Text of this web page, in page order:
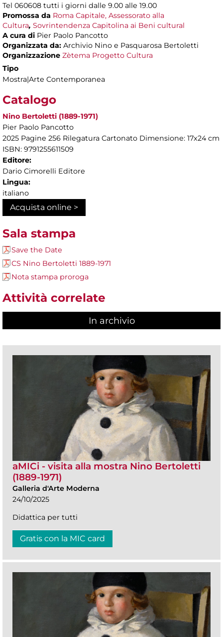
Tel 060608 tutti i giorni dalle 9.00 alle 19.00
Promossa da Roma Capitale, Assessorato alla
Cultura, Sovrintendenza Capitolina ai Beni cultural
A cura di Pier Paolo Pancotto
Organizzata da: Archivio Nino e Pasquarosa Bertoletti
Organizzazione Zètema Progetto Cultura
Tipo
Mostra|Arte Contemporanea
Catalogo
Nino Bertoletti (1889-1971)
Pier Paolo Pancotto
2025 Pagine 256 Rilegatura Cartonato Dimensione: 17x24 cm
ISBN: 9791255611509
Editore:
Dario Cimorelli Editore
Lingua:
italiano
Acquista online >
Sala stampa
Save the Date
CS Nino Bertoletti 1889-1971
Nota stampa proroga
Attività correlate
In archivio
aMICi - visita alla mostra Nino Bertoletti
(1889-1971)
Galleria d'Arte Moderna
24/10/2025
Didattica per tutti
Gratis con la MIC card